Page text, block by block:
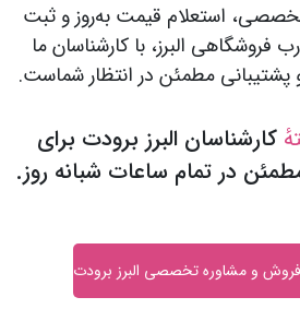
استعلام قیمت به‌روز و ثبت
البرز، با کارشناسان ما
مطمئن در انتظار شماست.
کارشناسان البرز برودت برای
در تمام ساعات شبانه‌ روز.
و مشاوره تخصصی البرز برودت